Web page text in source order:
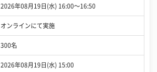
2026年08月19日(水) 16:00〜16:50
オンラインにて実施
300名
2026年08月19日(水) 15:00